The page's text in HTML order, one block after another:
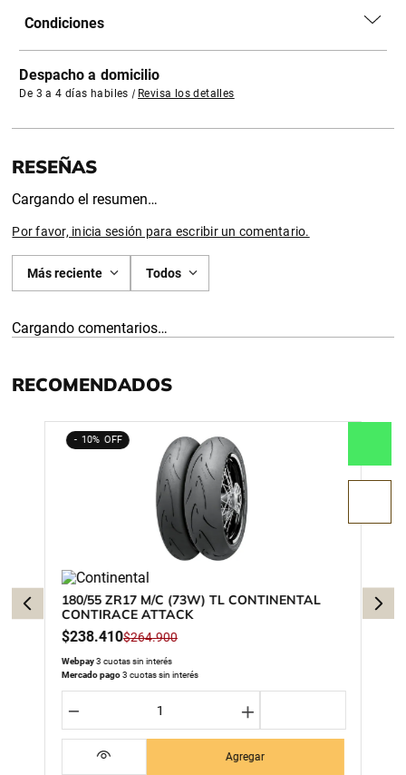
Condiciones
Despacho a domicilio
De 3 a 4 días habiles | Revisa los detalles
Cargando el resumen…
Por favor, inicia sesión para escribir un comentario.
Más reciente Todos
Cargando comentarios…
RECOMENDADOS
10%
180/55 ZR17 M/C (73W) TL CONTINENTAL
CONTIRACE ATTACK
$238.410$264.900
Webpay3 cuotas sin interés
Mercado pago3 cuotas sin interés
＋
－
Agregar